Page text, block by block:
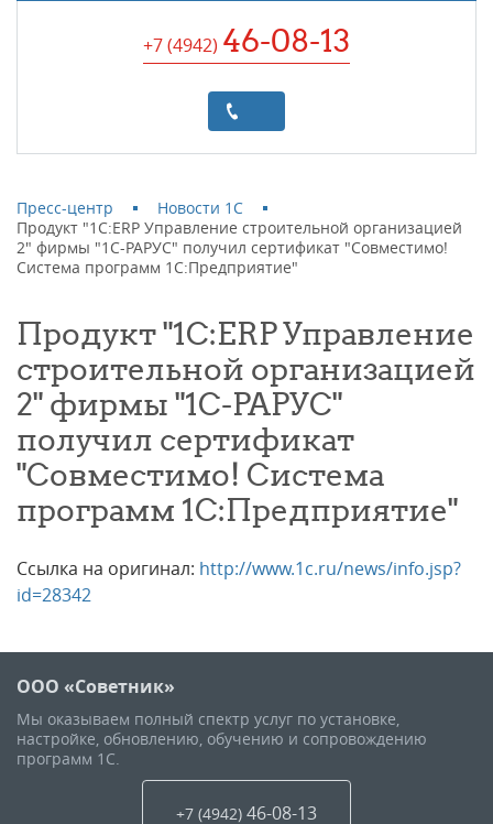
+7 (4942) 46-08-13
Пресс-центр
Новости 1С
Продукт "1С:ERP Управление строительной организацией
2" фирмы "1C-РАРУС" получил сертификат "Совместимо!
Система программ 1С:Предприятие"
Продукт "1С:ERP Управление
строительной организацией
2" фирмы "1C-РАРУС"
получил сертификат
"Совместимо! Система
программ 1С:Предприятие"
Ссылка на оригинал: http://www.1c.ru/news/info.jsp?
id=28342
ООО «Советник»
Мы оказываем полный спектр услуг по установке,
настройке, обновлению, обучению и сопровождению
программ 1С.
+7 (4942) 46-08-13